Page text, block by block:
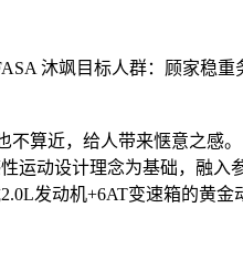
沐飒目标人群：顾家稳
算近，给人带来惬意之感。
运动设计理念为基础，融
发动机+6AT变速箱的黄